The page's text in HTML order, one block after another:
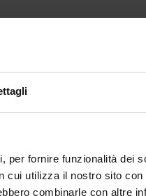
fornire funzionalità dei
cui utilizza il nostro sito
combinarle con altre
pubblica, il servizio o
di dati personali;
Stati membri, il
dal diritto dell'Unione o
e fornisce
pareri in merito alla
protezione dei dati personali.